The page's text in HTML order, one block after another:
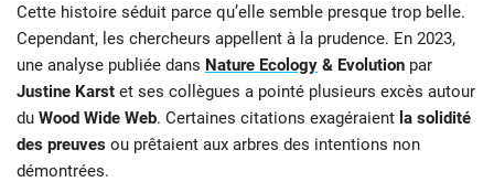
Cette histoire séduit parce qu’elle semble presque trop belle.
Cependant, les chercheurs appellent à la prudence. En 2023,
une analyse publiée dans Nature Ecology & Evolution par
Justine Karst et ses collègues a pointé plusieurs excès autour
du Wood Wide Web. Certaines citations exagéraient la solidité
des preuves ou prêtaient aux arbres des intentions non
démontrées.